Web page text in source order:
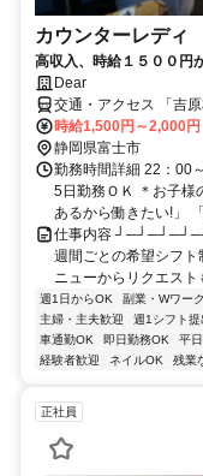
カウンターレディ
高収入、時給１５００円
Dear
交通・アクセス 「吉
時給1,500円～2,000円
静岡県富士市
勤務時間詳細 22：00
5日勤務ＯＫ ＊お子様
あるから働きたい!」
仕事内容
週間ごとの希望シフト
ニューからリクエス
週1日からOK 副業・Wワー
主婦・主夫歓迎
週1シフト提
車通勤OK
即日勤務OK 平
経験者歓迎
ネイルOK 残業
正社員